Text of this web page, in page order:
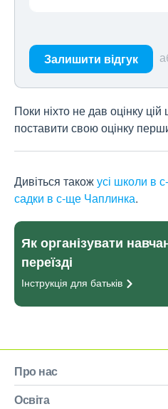
Залишити відгук
Поки ніхто не дав оцінку
поставити свою оцінку
Дивіться такожусі школи в
садки в с-ще Чаплинка.
Як організувати
переїзді
Інструкція для батьків
Про нас
Освіта